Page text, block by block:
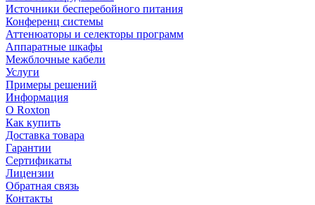
Источники бесперебойного питания
Конференц системы
Аттенюаторы и селекторы программ
Аппаратные шкафы
Межблочные кабели
Услуги
Примеры решений
Информация
О Roxton
Как купить
Доставка товара
Гарантии
Сертификаты
Лицензии
Обратная связь
Контакты